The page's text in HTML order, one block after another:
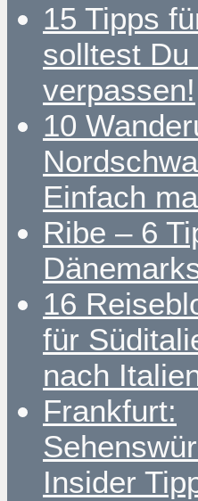
15 Tipps
solltest Du
verpassen!
10
Einfach
Ribe – 6
16
für
nach
Frankfurt:
Insider